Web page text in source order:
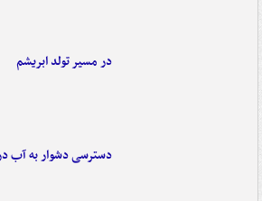
در مسیر تولد ابریشم
دسترسی دشوار به آب